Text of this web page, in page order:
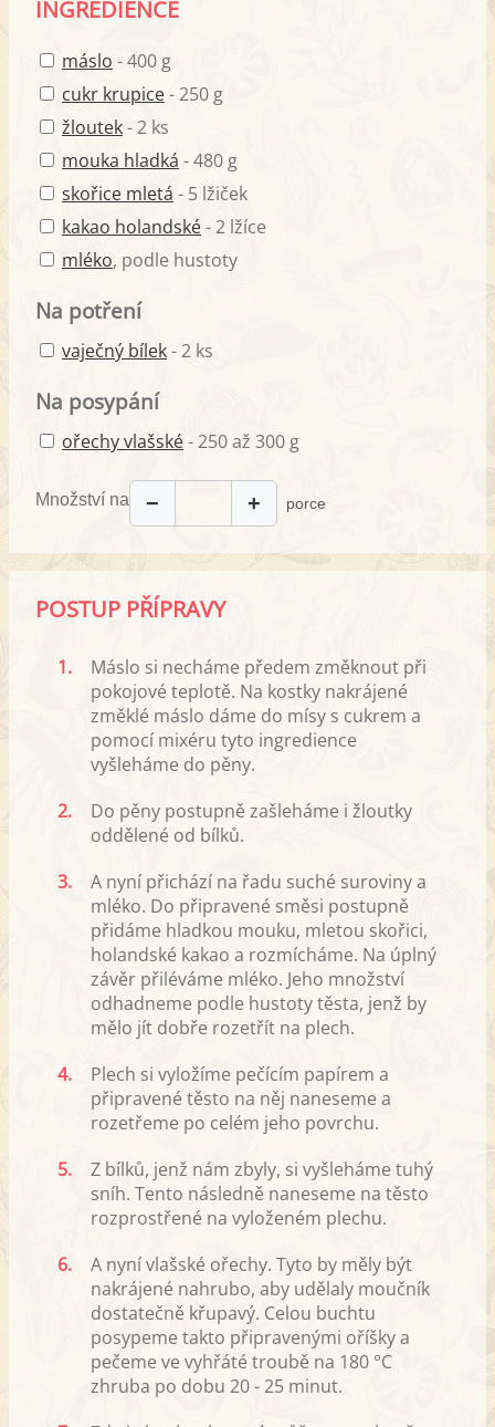
INGREDIENCE
máslo - 400 g
cukr krupice- 250 g
žloutek- 2 ks
mouka hladká - 480 g
skořice mletá - 5 lžiček
kakao holandské- 2 lžíce
mléko, podle hustoty
Na potření
vaječný bílek- 2 ks
Na posypání
ořechy vlašské- 250 až 300 g
Množství na − + porce
POSTUP PŘÍPRAVY
1.
Máslo si necháme předem změknout při
pokojové teplotě. Na kostky nakrájené
změklé máslo dáme do mísy s cukrem a
pomocí mixéru tyto ingredience
vyšleháme do pěny.
2.
Do pěny postupně zašleháme i žloutky
oddělené od bílků.
3.
A nyní přichází na řadu suché suroviny a
mléko. Do připravené směsi postupně
přidáme hladkou mouku, mletou skořici,
holandské kakao a rozmícháme. Na úplný
závěr přiléváme mléko. Jeho množství
odhadneme podle hustoty těsta, jenž by
mělo jít dobře rozetřít na plech.
4.
Plech si vyložíme pečícím papírem a
připravené těsto na něj naneseme a
rozetřeme po celém jeho povrchu.
5.
Z bílků, jenž nám zbyly, si vyšleháme tuhý
sníh. Tento následně naneseme na těsto
rozprostřené na vyloženém plechu.
6.
A nyní vlašské ořechy. Tyto by měly být
nakrájené nahrubo, aby udělaly moučník
dostatečně křupavý. Celou buchtu
posypeme takto připravenými oříšky a
pečeme ve vyhřáté troubě na 180 °C
zhruba po dobu 20 - 25 minut.